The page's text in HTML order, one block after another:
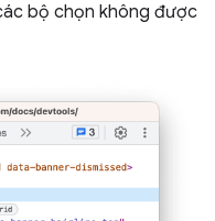
bộ chọn không được